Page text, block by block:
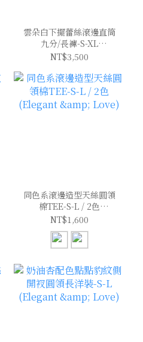
雲朵白下擺蕾絲滾邊直筒
九分/長褲-S-XL
(Elegant & Love)
NT$3,500
同色系滾邊造型天絲圓領
棉TEE-S-L / 2色
(Elegant & Love)
NT$1,600